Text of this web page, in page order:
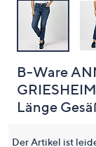
diese
anzuzeigen.
B-Ware
Länge
Der Artikel ist